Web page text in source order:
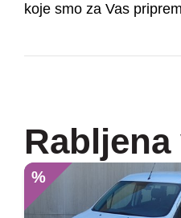
koje smo za Vas
%